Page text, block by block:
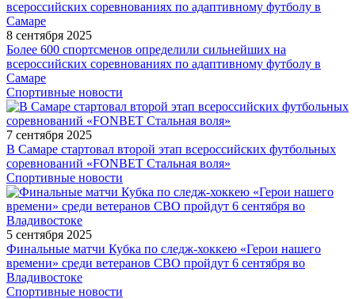
8 сентября 2025
Более 600 спортсменов определили сильнейших на
всероссийских соревнованиях по адаптивному футболу в
Самаре
Спортивные новости
7 сентября 2025
В Самаре стартовал второй этап всероссийских футбольных
соревнований «FONBET Стальная воля»
Спортивные новости
5 сентября 2025
Финальные матчи Кубка по следж-хоккею «Герои нашего
времени» среди ветеранов СВО пройдут 6 сентября во
Владивостоке
Спортивные новости